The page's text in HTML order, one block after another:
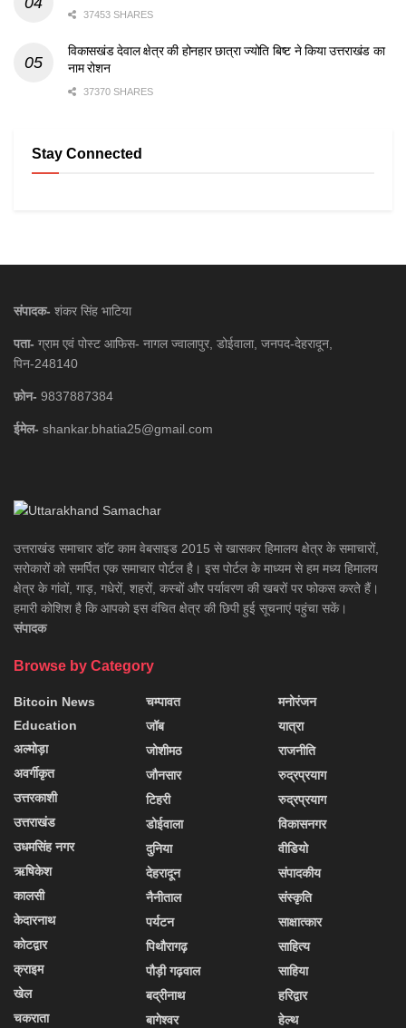
37453 SHARES
विकासखंड देवाल क्षेत्र की होनहार छात्रा ज्योति बिष्ट ने किया उत्तराखंड का
नाम रोशन
37370 SHARES
Stay Connected
संपादक- शंकर सिंह भाटिया
पता- ग्राम एवं पोस्ट आफिस- नागल ज्वालापुर, डोईवाला, जनपद-देहरादून,
पिन-248140
फ़ोन- 9837887384
ईमेल- shankar.bhatia25@gmail.com
उत्तराखंड समाचार डाॅट काम वेबसाइड 2015 से खासकर हिमालय क्षेत्र के समाचारों,
सरोकारों को समर्पित एक समाचार पोर्टल है। इस पोर्टल के माध्यम से हम मध्य हिमालय
क्षेत्र के गांवों, गाड़, गधेरों, शहरों, कस्बों और पर्यावरण की खबरों पर फोकस करते हैं।
हमारी कोशिश है कि आपको इस वंचित क्षेत्र की छिपी हुई सूचनाएं पहुंचा सकें।
संपादक
Browse by Category
Bitcoin News
Education
अल्मोड़ा
अवर्गीकृत
उत्तरकाशी
उत्तराखंड
उधमसिंह नगर
ऋषिकेश
कालसी
केदारनाथ
कोटद्वार
क्राइम
खेल
चकराता
चम्पावत
जॉब
जोशीमठ
जौनसार
टिहरी
डोईवाला
दुनिया
देहरादून
नैनीताल
पर्यटन
पिथौरागढ़
पौड़ी गढ़वाल
बद्रीनाथ
बागेश्वर
मनोरंजन
यात्रा
राजनीति
रुद्रप्रयाग
रुद्रप्रयाग
विकासनगर
वीडियो
संपादकीय
संस्कृति
साक्षात्कार
साहित्य
साहिया
हरिद्वार
हेल्थ